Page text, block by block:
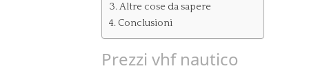
Altre cose da sapere
Conclusioni
Prezzi vhf nautico